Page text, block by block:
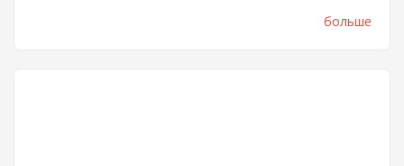
больше